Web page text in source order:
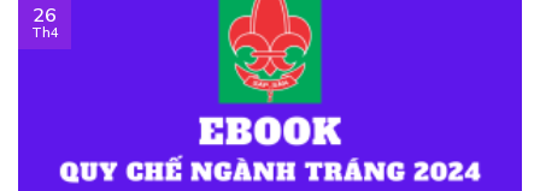
26
Th4